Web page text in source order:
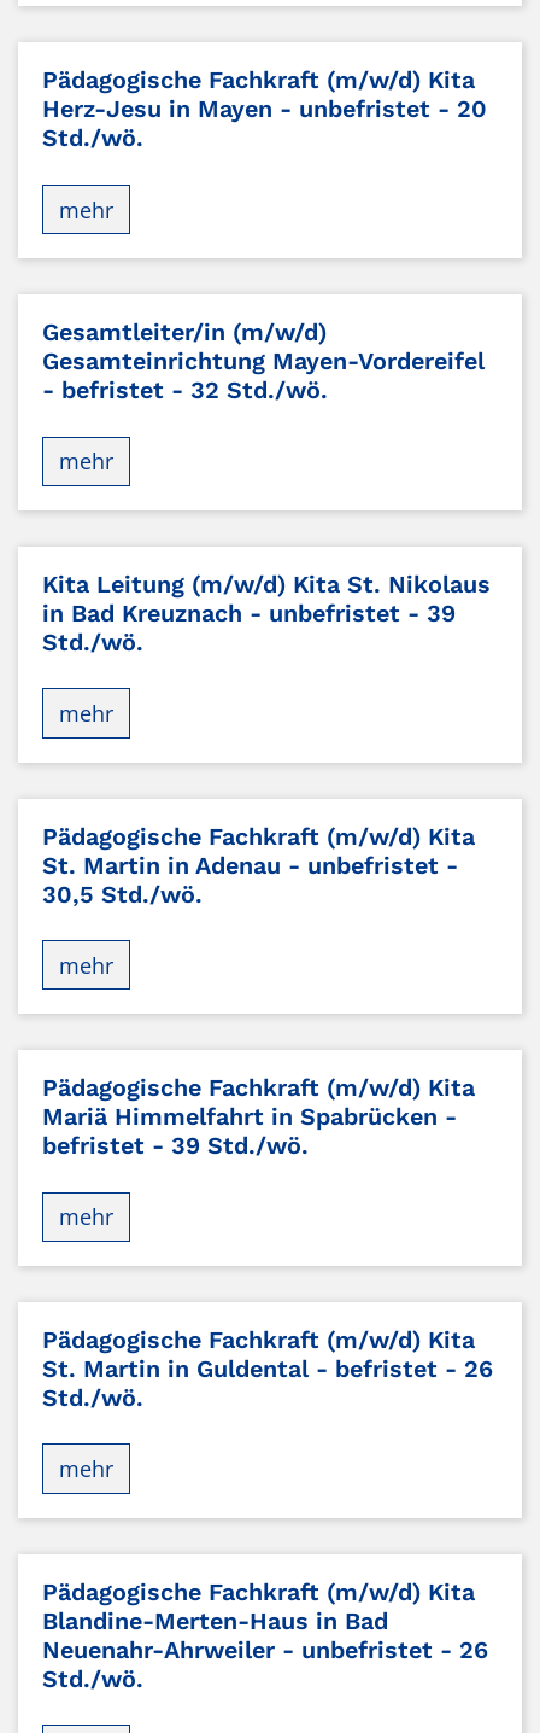
Pädagogische Fachkraft (m/w/d) Kita
Herz-Jesu in Mayen - unbefristet - 20
Std./wö.
mehr
Gesamtleiter/in (m/w/d)
Gesamteinrichtung Mayen-Vordereifel
- befristet - 32 Std./wö.
mehr
Kita Leitung (m/w/d) Kita St. Nikolaus
in Bad Kreuznach - unbefristet - 39
Std./wö.
mehr
Pädagogische Fachkraft (m/w/d) Kita
St. Martin in Adenau - unbefristet -
30,5 Std./wö.
mehr
Pädagogische Fachkraft (m/w/d) Kita
Mariä Himmelfahrt in Spabrücken -
befristet - 39 Std./wö.
mehr
Pädagogische Fachkraft (m/w/d) Kita
St. Martin in Guldental - befristet - 26
Std./wö.
mehr
Pädagogische Fachkraft (m/w/d) Kita
Blandine-Merten-Haus in Bad
Neuenahr-Ahrweiler - unbefristet - 26
Std./wö.